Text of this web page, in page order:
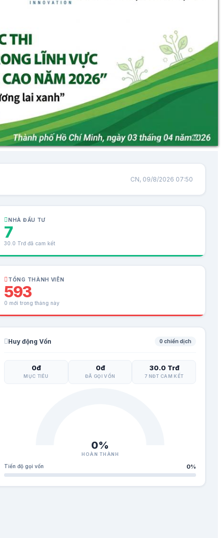
CN, 09/8/2026 07:50
NHÀ ĐẦU TƯ
7
30.0 Trđ đã cam kết
TỔNG THÀNH VIÊN
593
0 mới trong tháng này
Huy động Vốn 0 chiến dịch
0đ
MỤC TIÊU
0đ
ĐÃ GỌI VỐN
30.0 Trđ
7 NĐT CAM KẾT
0%
HOÀN THÀNH
Tiến độ gọi vốn 0%